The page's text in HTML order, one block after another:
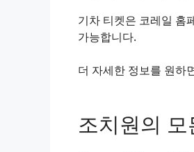
기차 티켓은 코레일 홈
가능합니다.
더 자세한 정보를 원하
조치원의 모